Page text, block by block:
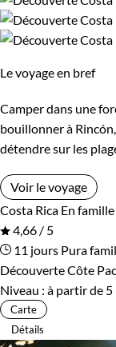
Le voyage en bref
Camper dans une
bouillonner à
détendre sur les
Voir le voyage
Costa Rica En famille
4,66 / 5
11 jours Pura
Découverte Côte
Niveau : à partir de 5
Carte
Détails